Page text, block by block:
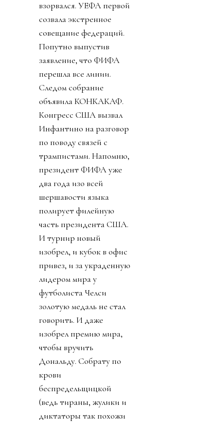
взорвался. УЕФА первой
созвала экстренное
совещание федераций.
Попутно выпустив
заявление, что ФИФА
перешла все линии.
Следом собрание
объявила КОНКАКАФ.
Конгресс США вызвал
Инфантино на разговор
по поводу связей с
трампистами. Напомню,
президент ФИФА уже
два года изо всей
шершавости языка
полирует филейную
часть президента США.
И турнир новый
изобрел, и кубок в офис
привез, и за украденную
лидером мира у
футболиста Челси
золотую медаль не стал
говорить. И даже
изобрел премию мира,
чтобы вручить
Дональду. Собрату по
крови
беспредельщицкой
(ведь тираны, жулики и
диктаторы так похожи